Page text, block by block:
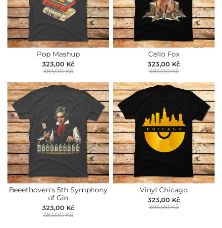
Pop Mashup
323,00 Kč
383,00 Kč
Cello Fox
323,00 Kč
383,00 Kč
Beeethoven's 5th Symphony
of Gin
323,00 Kč
383,00 Kč
Vinyl Chicago
323,00 Kč
383,00 Kč